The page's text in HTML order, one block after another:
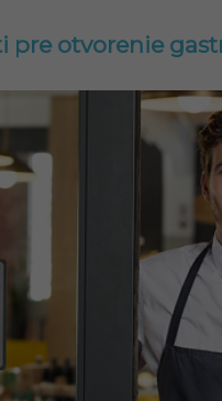
pre otvorenie